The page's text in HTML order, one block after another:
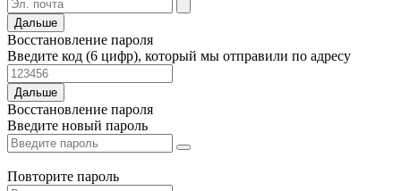
Дальше
Восстановление пароля
Введите код (6 цифр), который мы отправили по адресу
Дальше
Восстановление пароля
Введите новый пароль
Повторите пароль